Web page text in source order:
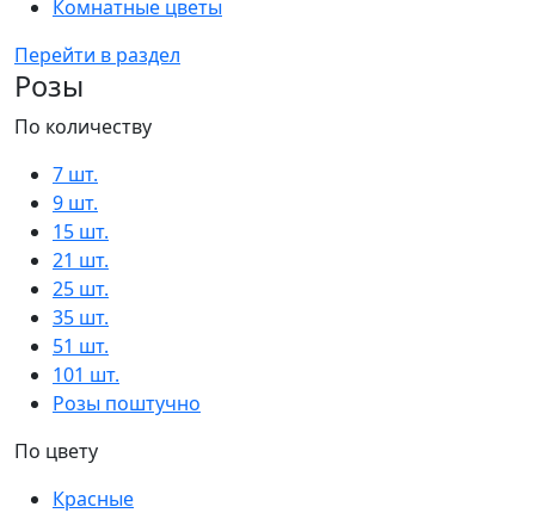
Комнатные цветы
Перейти в раздел
Розы
По количеству
7 шт.
9 шт.
15 шт.
21 шт.
25 шт.
35 шт.
51 шт.
101 шт.
Розы поштучно
По цвету
Красные